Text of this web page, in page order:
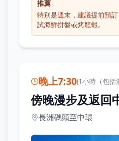
推薦
特別是週末，建議提前預
試海鮮拼盤或烤龍蝦。
晚上7:30(1小時（包括
傍晚漫步及返回
長洲碼頭至中環